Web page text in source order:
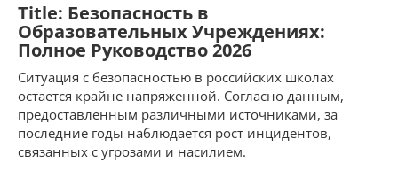
Title: Безопасность в
Образовательных Учреждениях:
Полное Руководство 2026
Ситуация с безопасностью в российских школах
остается крайне напряженной. Согласно данным,
предоставленным различными источниками, за
последние годы наблюдается рост инцидентов,
связанных с угрозами и насилием.